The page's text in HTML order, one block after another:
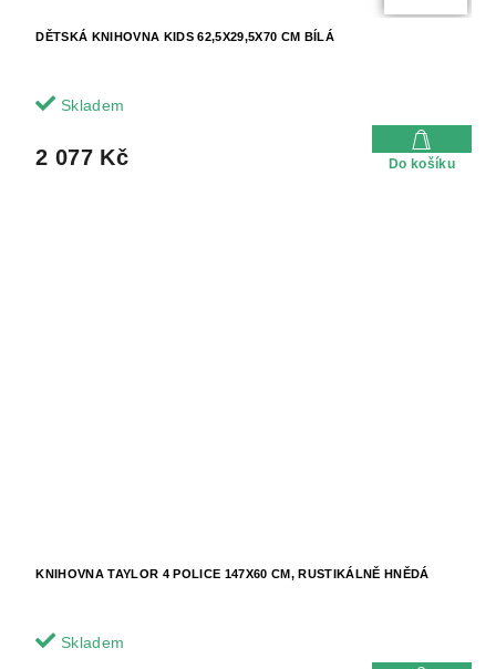
DĚTSKÁ KNIHOVNA KIDS 62,5X29,5X70 CM BÍLÁ
Skladem
2 077 Kč Do košíku
KNIHOVNA TAYLOR 4 POLICE 147X60 CM, RUSTIKÁLNĚ HNĚDÁ
Skladem